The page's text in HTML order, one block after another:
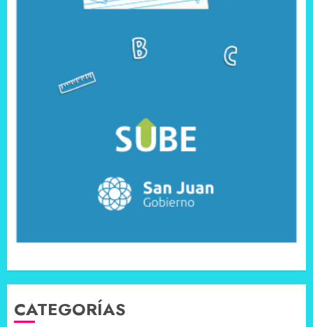
CATEGORÍAS